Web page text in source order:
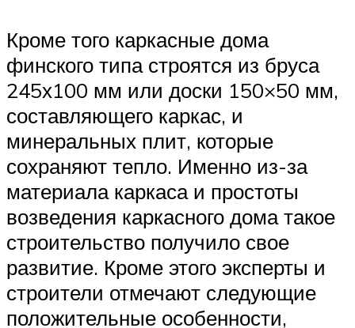
Кроме того каркасные дома
финского типа строятся из бруса
245х100 мм или доски 150×50 мм,
составляющего каркас, и
минеральных плит, которые
сохраняют тепло. Именно из-за
материала каркаса и простоты
возведения каркасного дома такое
строительство получило свое
развитие. Кроме этого эксперты и
строители отмечают следующие
положительные особенности,